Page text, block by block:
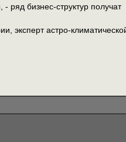
ряд бизнес-структур получат
эксперт астро-